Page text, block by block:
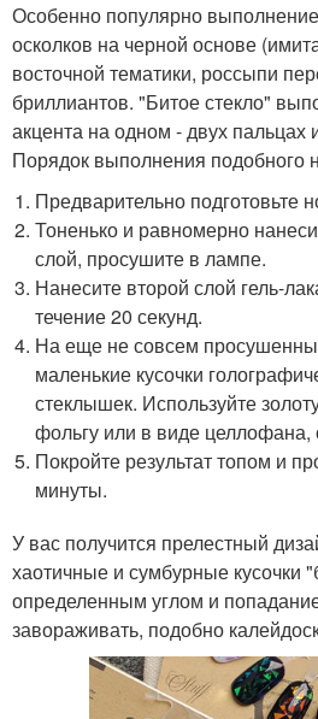
Особенно популярно
осколков на черной основе
восточной тематики, россыпи
бриллиантов. "Битое стекло"
акцента на одном - двух
Порядок выполнения подобного
Предварительно подготовьте
Тоненько и равномерно
слой, просушите в лампе.
Нанесите второй слой гель-
течение 20 секунд.
На еще не совсем
маленькие кусочки
стеклышек. Используйте
фольгу или в виде
Покройте результат топом и
минуты.
У вас получится прелестный
хаотичные и сумбурные кусочки
определенным углом и
завораживать, подобно